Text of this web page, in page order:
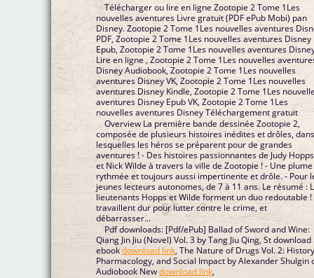
Télécharger ou lire en ligne Zootopie 2 Tome 1Les
nouvelles aventures Livre gratuit (PDF ePub Mobi) pan
Disney. Zootopie 2 Tome 1Les nouvelles aventures
PDF, Zootopie 2 Tome 1Les nouvelles aventures Disney
Epub, Zootopie 2 Tome 1Les nouvelles aventures
Lire en ligne , Zootopie 2 Tome 1Les nouvelles
Disney Audiobook, Zootopie 2 Tome 1Les nouvelles
aventures Disney VK, Zootopie 2 Tome 1Les nouvelles
aventures Disney Kindle, Zootopie 2 Tome 1Les
aventures Disney Epub VK, Zootopie 2 Tome 1Les
nouvelles aventures Disney Téléchargement gratuit
Overview La première bande dessinée Zootopie 2,
composée de plusieurs histoires inédites et drôles,
lesquelles les héros se préparent pour de grandes
aventures ! - Des histoires passionnantes de Judy Hopps
et Nick Wilde à travers la ville de Zootopie ! - Une plume
rythmée et toujours aussi impertinente et drôle. - Pour
jeunes lecteurs autonomes, de 7 à 11 ans. Le résumé :
lieutenants Hopps et Wilde forment un duo redoutable !
travaillent dur pour lutter contre le crime, et
débarrasser...
Pdf downloads: [Pdf/ePub] Ballad of Sword and Wine:
Qiang Jin Jiu (Novel) Vol. 3 by Tang Jiu Qing, St download
ebookdownload link, The Nature of Drugs Vol. 2:
Pharmacology, and Social Impact by Alexander Shulgin
Audiobook Newdownload link,